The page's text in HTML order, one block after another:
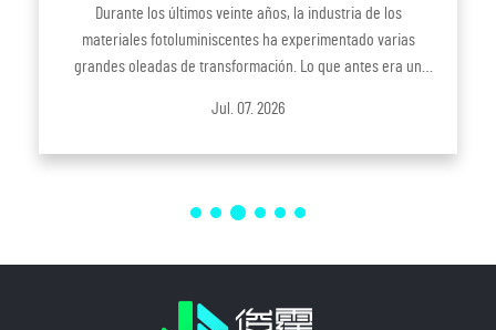
fotoluminiscente
Durante los últimos veinte años, la industria de los
materiales fotoluminiscentes ha experimentado varias
grandes oleadas de transformación. Lo que antes era un
de bajo costo ha evolucionado gradualmente hacia uno en el
Jul. 07. 2026